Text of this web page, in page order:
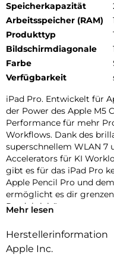
Speicherkapazität
Arbeitsspeicher (RAM)
Produkttyp
Bildschirmdiagonale
Farbe
Verfügbarkeit
iPad Pro. Entwickelt für
der Power des Apple M5
Performance für mehr
Workflows. Dank des
superschnellem WLAN 7
Accelerators für KI
gibt es für das iPad Pro
Apple Pencil Pro und
ermöglicht es dir
Produktivität.
Chip bringt dir
zu 2 TB Speicher, 16 GB
Mehr lesen
Herstellerinformation
Apple Inc.